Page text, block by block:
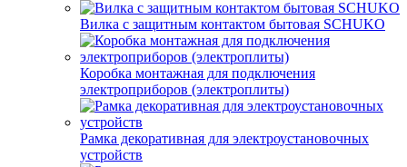
Вилка с защитным контактом бытовая SCHUKO
Коробка монтажная для подключения
электроприборов (электроплиты)
Рамка декоративная для электроустановочных
устройств